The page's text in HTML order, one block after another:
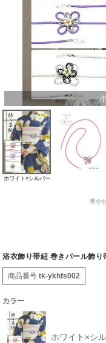
ホワイト×シルバー
華や
浴衣飾り帯紐 巻きパール飾
商品番号 tk-ykhfs002
カラー
ホワイト×シ